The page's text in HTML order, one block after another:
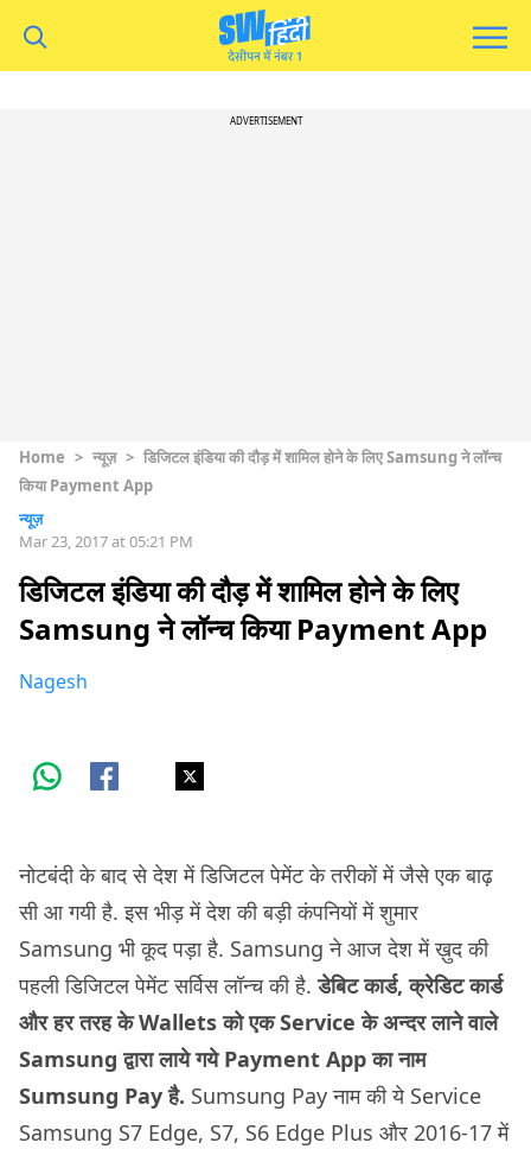
ADVERTISEMENT
Home > न्यूज़ > डिजिटल इंडिया की दौड़ में शामिल होने के लिए Samsung ने लॉन्च
किया Payment App
न्यूज़
Mar 23, 2017 at 05:21 PM
डिजिटल इंडिया की दौड़ में शामिल होने के लिए
Samsung ने लॉन्च किया Payment App
Nagesh
नोटबंदी के बाद से देश में डिजिटल पेमेंट के तरीकों में जैसे एक बाढ़
सी आ गयी है. इस भीड़ में देश की बड़ी कंपनियों में शुमार
Samsung भी कूद पड़ा है. Samsung ने आज देश में ख़ुद की
पहली डिजिटल पेमेंट सर्विस लॉन्च की है.डेबिट कार्ड, क्रेडिट कार्ड
और हर तरह के Wallets को एक Service के अन्दर लाने वाले
Samsung द्वारा लाये गये Payment App का नाम
Sumsung Pay है. Sumsung Pay नाम की ये Service
Samsung S7 Edge, S7, S6 Edge Plus और 2016-17 में